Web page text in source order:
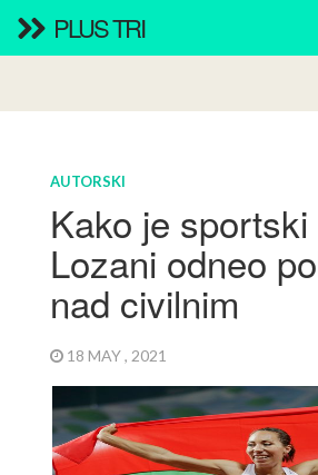
PLUS TRI
AUTORSKI
Kako je
Lozani odneo
nad civilnim
18 MAY , 2021